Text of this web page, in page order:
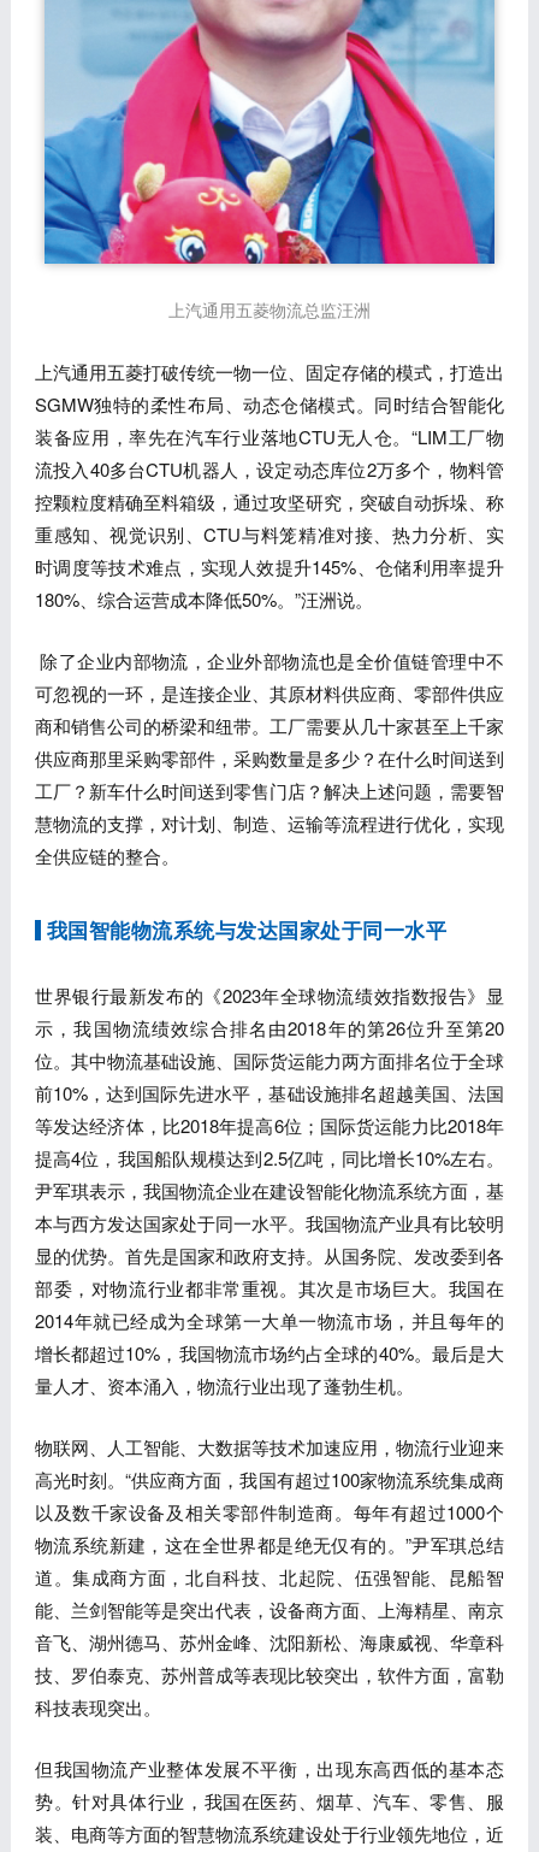
上汽通用五菱物流总监汪洲
上汽通用五菱打破传统一物一位、固定存储的模式，打造出
SGMW独特的柔性布局、动态仓储模式。同时结合智能化
装备应用，率先在汽车行业落地CTU无人仓。“LIM工厂物
流投入40多台CTU机器人，设定动态库位2万多个，物料管
控颗粒度精确至料箱级，通过攻坚研究，突破自动拆垛、称
重感知、视觉识别、CTU与料笼精准对接、热力分析、实
时调度等技术难点，实现人效提升145%、仓储利用率提升
180%、综合运营成本降低50%。”汪洲说。
除了企业内部物流，企业外部物流也是全价值链管理中不
可忽视的一环，是连接企业、其原材料供应商、零部件供应
商和销售公司的桥梁和纽带。工厂需要从几十家甚至上千家
供应商那里采购零部件，采购数量是多少？在什么时间送到
工厂？新车什么时间送到零售门店？解决上述问题，需要智
慧物流的支撑，对计划、制造、运输等流程进行优化，实现
全供应链的整合。
我国智能物流系统与发达国家处于同一水平
世界银行最新发布的《2023年全球物流绩效指数报告》显
示，我国物流绩效综合排名由2018年的第26位升至第20
位。其中物流基础设施、国际货运能力两方面排名位于全球
前10%，达到国际先进水平，基础设施排名超越美国、法国
等发达经济体，比2018年提高6位；国际货运能力比2018年
提高4位，我国船队规模达到2.5亿吨，同比增长10%左右。
尹军琪表示，我国物流企业在建设智能化物流系统方面，基
本与西方发达国家处于同一水平。我国物流产业具有比较明
显的优势。首先是国家和政府支持。从国务院、发改委到各
部委，对物流行业都非常重视。其次是市场巨大。我国在
2014年就已经成为全球第一大单一物流市场，并且每年的
增长都超过10%，我国物流市场约占全球的40%。最后是大
量人才、资本涌入，物流行业出现了蓬勃生机。
物联网、人工智能、大数据等技术加速应用，物流行业迎来
高光时刻。“供应商方面，我国有超过100家物流系统集成商
以及数千家设备及相关零部件制造商。每年有超过1000个
物流系统新建，这在全世界都是绝无仅有的。”尹军琪总结
道。集成商方面，北自科技、北起院、伍强智能、昆船智
能、兰剑智能等是突出代表，设备商方面、上海精星、南京
音飞、湖州德马、苏州金峰、沈阳新松、海康威视、华章科
技、罗伯泰克、苏州普成等表现比较突出，软件方面，富勒
科技表现突出。
但我国物流产业整体发展不平衡，出现东高西低的基本态
势。针对具体行业，我国在医药、烟草、汽车、零售、服
装、电商等方面的智慧物流系统建设处于行业领先地位，近